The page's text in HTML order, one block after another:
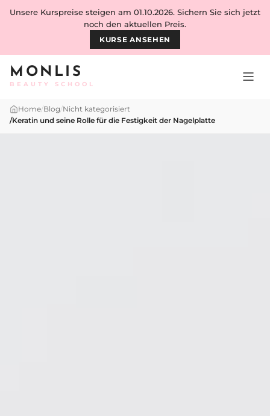
Skip to content
MONLIS
BEAUTY SCHOOL
Unsere Kurspreise steigen am 01.10.2026. Sichern Sie sich jetzt
noch den aktuellen Preis.
KURSE ANSEHEN
Home/Blog/Nicht kategorisiert
/Keratin und seine Rolle für die Festigkeit der Nagelplatte